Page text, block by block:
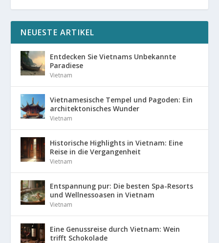
NEUESTE ARTIKEL
Entdecken Sie Vietnams Unbekannte
Paradiese
Vietnam
Vietnamesische Tempel und Pagoden: Ein
architektonisches Wunder
Vietnam
Historische Highlights in Vietnam: Eine
Reise in die Vergangenheit
Vietnam
Entspannung pur: Die besten Spa-Resorts
und Wellnessoasen in Vietnam
Vietnam
Eine Genussreise durch Vietnam: Wein
trifft Schokolade